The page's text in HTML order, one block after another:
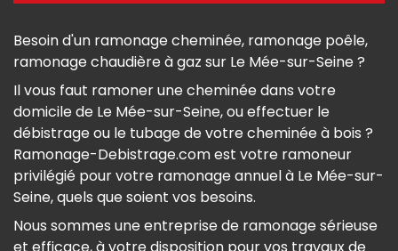
Besoin d'un ramonage cheminée, ramonage poêle,
ramonage chaudière à gaz sur Le Mée-sur-Seine ?
Il vous faut ramoner une cheminée dans votre
domicile de Le Mée-sur-Seine, ou effectuer le
débistrage ou le tubage de votre cheminée à bois ?
Ramonage-Debistrage.com est votre ramoneur
privilégié pour votre ramonage annuel à Le Mée-sur-
Seine, quels que soient vos besoins.
Nous sommes une entreprise de ramonage sérieuse
et efficace, à votre disposition pour vos travaux de